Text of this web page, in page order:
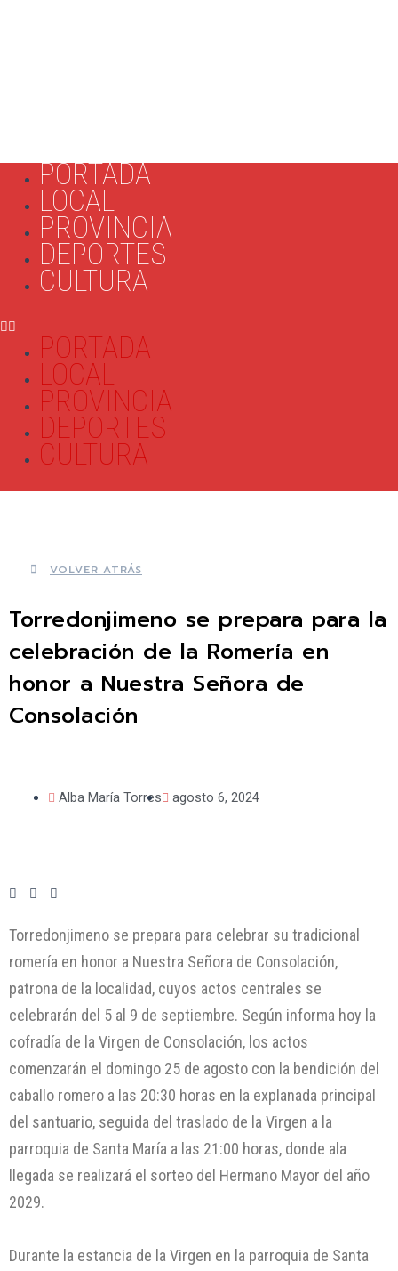
PORTADA
LOCAL
PROVINCIA
DEPORTES
CULTURA
PORTADA
LOCAL
PROVINCIA
DEPORTES
CULTURA
VOLVER ATRÁS
Torredonjimeno se prepara para la
celebración de la Romería en
honor a Nuestra Señora de
Consolación
Alba María Torres agosto 6, 2024
Torredonjimeno se prepara para celebrar su tradicional
romería en honor a Nuestra Señora de Consolación,
patrona de la localidad, cuyos actos centrales se
celebrarán del 5 al 9 de septiembre. Según informa hoy la
cofradía de la Virgen de Consolación, los actos
comenzarán el domingo 25 de agosto con la bendición del
caballo romero a las 20:30 horas en la explanada principal
del santuario, seguida del traslado de la Virgen a la
parroquia de Santa María a las 21:00 horas, donde ala
llegada se realizará el sorteo del Hermano Mayor del año
2029.
Durante la estancia de la Virgen en la parroquia de Santa